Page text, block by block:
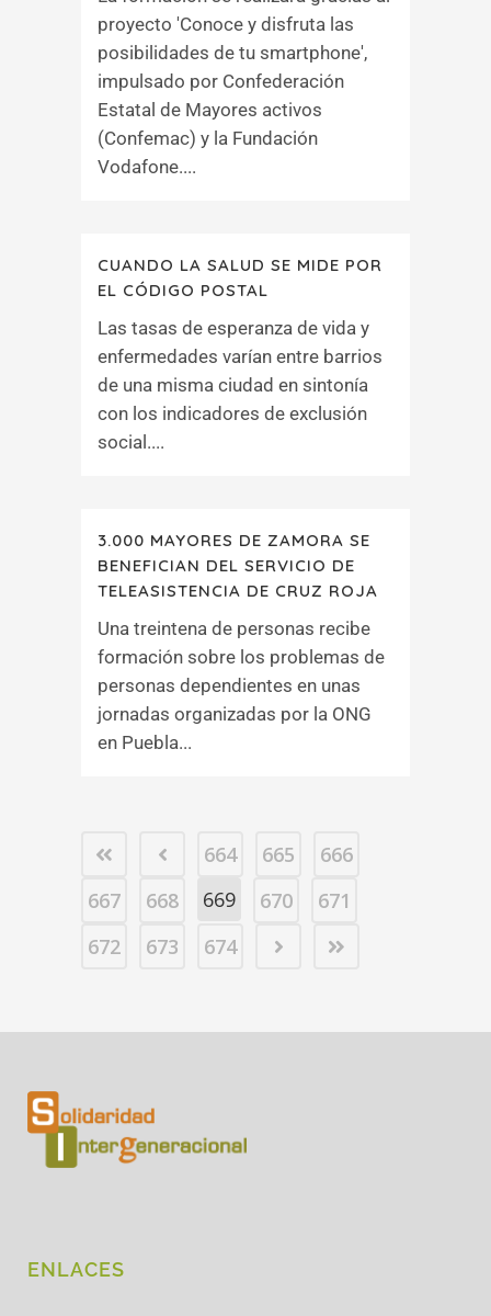
proyecto 'Conoce y disfruta las
posibilidades de tu smartphone',
impulsado por Confederación
Estatal de Mayores activos
(Confemac) y la Fundación
Vodafone....
CUANDO LA SALUD SE MIDE POR
EL CÓDIGO POSTAL
Las tasas de esperanza de vida y
enfermedades varían entre barrios
de una misma ciudad en sintonía
con los indicadores de exclusión
social....
3.000 MAYORES DE ZAMORA SE
BENEFICIAN DEL SERVICIO DE
TELEASISTENCIA DE CRUZ ROJA
Una treintena de personas recibe
formación sobre los problemas de
personas dependientes en unas
jornadas organizadas por la ONG
en Puebla...
664 665
666
667
668 669 670
671
672
673 674
ENLACES